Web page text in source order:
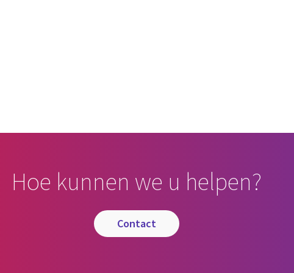
on Print
Hoe kunnen we u helpen?
contact